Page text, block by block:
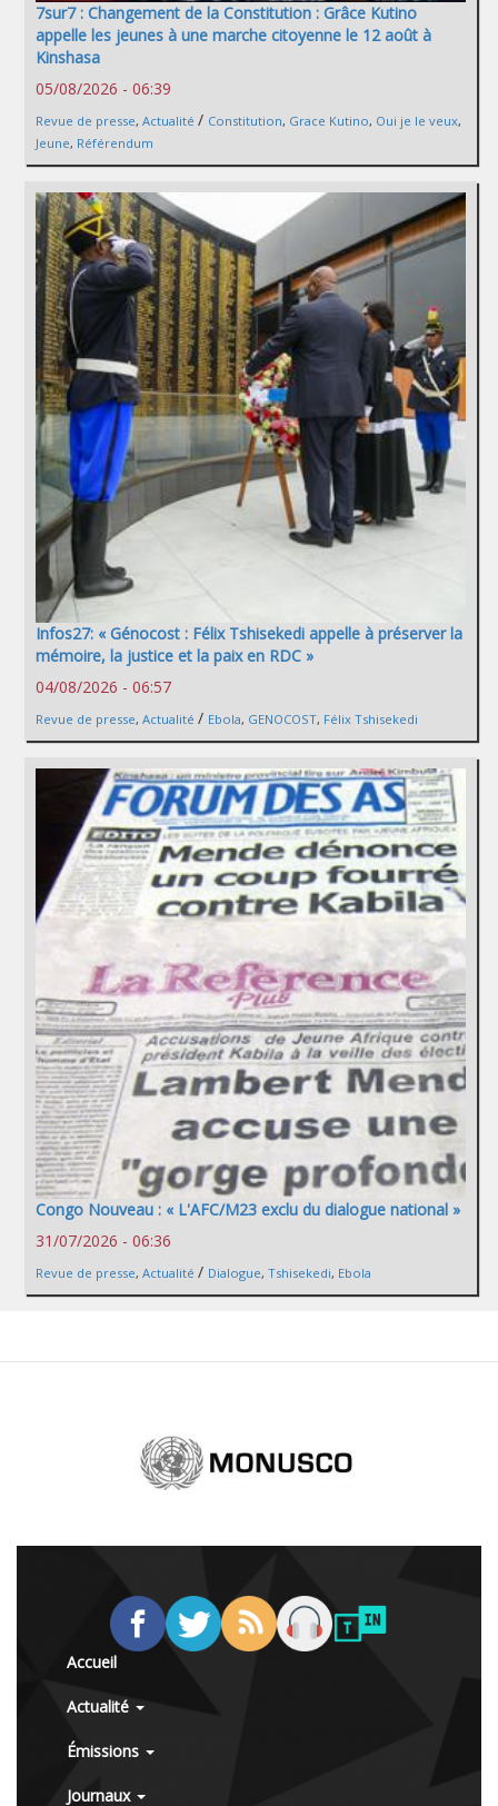
7sur7 : Changement de la Constitution : Grâce Kutino
appelle les jeunes à une marche citoyenne le 12 août à
Kinshasa
05/08/2026 - 06:39
Revue de presse, Actualité / Constitution, Grace Kutino, Oui je le veux,
Jeune, Référendum
Infos27: « Génocost : Félix Tshisekedi appelle à préserver la
mémoire, la justice et la paix en RDC »
04/08/2026 - 06:57
Revue de presse, Actualité / Ebola, GENOCOST, Félix Tshisekedi
Congo Nouveau : « L'AFC/M23 exclu du dialogue national »
31/07/2026 - 06:36
Revue de presse, Actualité / Dialogue, Tshisekedi, Ebola
Accueil
Actualité
Émissions
Journaux